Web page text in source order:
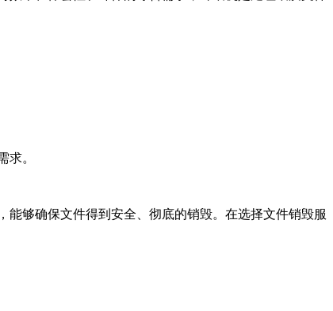
求。
够确保文件得到安全、彻底的销毁。在选择文件销毁服